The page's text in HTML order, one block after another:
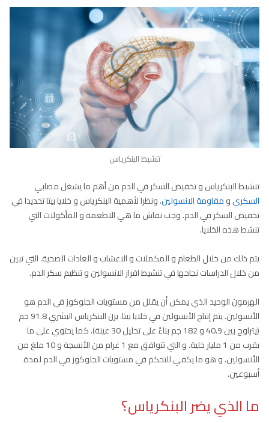
تنشيط البنكرياس
تنشيط البنكرياس و تخفيض السكر في الدم من أهم ما يشغل مصابي
السكريومقاومة الانسولين. ونظرا لأهمية البنكرياس و خلايا بيتا تحديدا في
تخفيض السكر في الدم. وجب نقاش ما هي الاطعمة و المأكولات التي
تنشط هذه الخلايا.
يتم ذلك من خلال الطعام و المكملات و الاعشاب و العادات الصحية. التي تبين
من خلال الدراسات نجاحها في تنشيط افراز الانسولين و تنظيم سكر الدم.
الهرمون الوحيد الذي يمكن أن يقلل من مستويات الجلوكوز في الدم هو
الأنسولين. يتم إنتاج الأنسولين في خلايا بيتا. يزن البنكرياس البشري 91.8 جم
(يتراوح بين 40.9 و 182 جم بناءً على تحليل 30 عينة). كما يحتوي على ما
يقرب من 1 مليار خلية. و التي تتوافق مع 1 غرام من الأنسجة و 10 ملغ من
الأنسولين. و هو ما يكفي للتحكم في مستويات الجلوكوز في الدم لمدة
أسبوعين.
ما الذي يضر البنكرياس؟